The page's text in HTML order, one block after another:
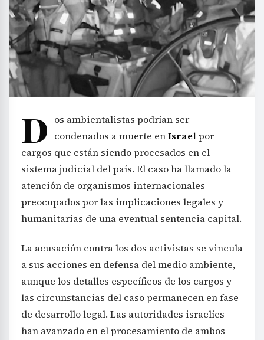
D os ambientalistas podrían ser
condenados a muerte enIsraelpor
cargos que están siendo procesados en el
sistema judicial del país. El caso ha llamado la
atención de organismos internacionales
preocupados por las implicaciones legales y
humanitarias de una eventual sentencia capital.
La acusación contra los dos activistas se vincula
a sus acciones en defensa del medio ambiente,
aunque los detalles específicos de los cargos y
las circunstancias del caso permanecen en fase
de desarrollo legal. Las autoridades israelíes
han avanzado en el procesamiento de ambos